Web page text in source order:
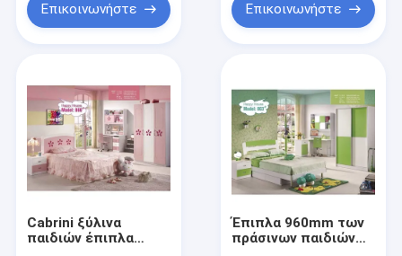
Επικοινωνήστε Επικοινωνήστε
Cabrini ξύλινα
παιδιών έπιπλα
Έπιπλα 960mm των
πράσινων παιδιών